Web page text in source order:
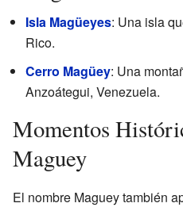
Isla Magüeyes: Una isla
Rico.
Cerro Magüey: Una
Anzoátegui, Venezuela.
Momentos
Maguey
El nombre Maguey también